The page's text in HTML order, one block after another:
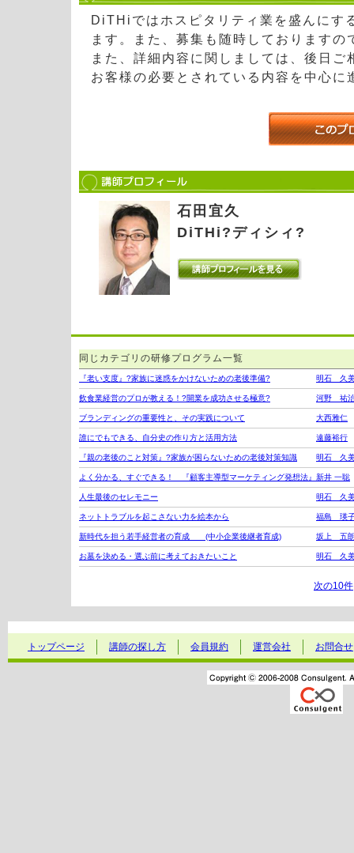
DiTHiではホスピタリティ業を盛んにす
ます。また、募集も随時しております
また、詳細内容に関しましては、後日
お客様の必要とされている内容を中心に
石田宜久
DiTHi?ディシィ?
同じカテゴリの研修プログラム一覧
『老い支度』?家族に迷惑をかけないための老後準備? 明石 久
飲食業経営のプロが教える！?開業を成功させる極意? 河野 祐
ブランディングの重要性と、その実践について 大西雅仁
誰にでもできる、自分史の作り方と活用方法 遠藤裕行
『親の老後のこと対策』?家族が困らないための老後対策知識 明石 久
よく分かる、すぐできる！ 『顧客主導型マーケティング発想法』 新井 一聡
人生最後のセレモニー 明石 久
ネットトラブルを起こさない力を絵本から 福島 瑛
新時代を担う若手経営者の育成 (中小企業後継者育成) 坂上 五
お墓を決める・選ぶ前に考えておきたいこと 明石 久
次の10件
トップページ 講師の探し方 会員規約 運営会社 お問合せ